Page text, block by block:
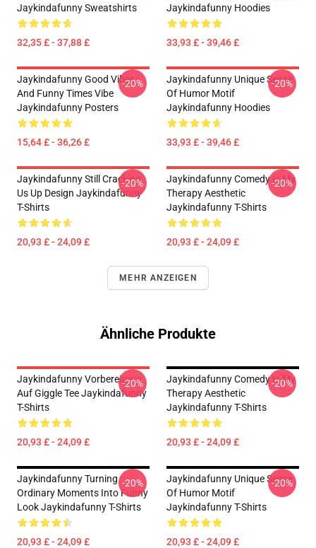
Jaykindafunny Sweatshirts
32,35 £ - 37,88 £
Jaykindafunny Hoodies
33,93 £ - 39,46 £
Jaykindafunny Good Vibes
And Funny Times Vibe
Jaykindafunny Posters
15,64 £ - 36,26 £
-20%
Jaykindafunny Unique Sense
Of Humor Motif
Jaykindafunny Hoodies
33,93 £ - 39,46 £
-20%
Jaykindafunny Still Cracking
Us Up Design Jaykindafunny
T-Shirts
20,93 £ - 24,09 £
-20%
Jaykindafunny Comedy Is My
Therapy Aesthetic
Jaykindafunny T-Shirts
20,93 £ - 24,09 £
-20%
MEHR ANZEIGEN
Ähnliche Produkte
Jaykindafunny Vorbereitung
Auf Giggle Tee Jaykindafunny
T-Shirts
20,93 £ - 24,09 £
-20%
Jaykindafunny Comedy Is My
Therapy Aesthetic
Jaykindafunny T-Shirts
20,93 £ - 24,09 £
-20%
Jaykindafunny Turning
Ordinary Moments Into Funny
Look Jaykindafunny T-Shirts
20,93 £ - 24,09 £
-20%
Jaykindafunny Unique Sense
Of Humor Motif
Jaykindafunny T-Shirts
20,93 £ - 24,09 £
-20%